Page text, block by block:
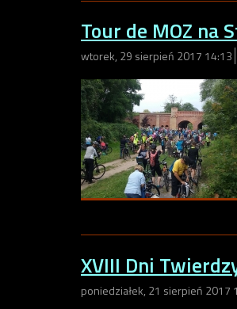
Tour de MOZ na
wtorek, 29 sierpień 2017 14:13
XVIII Dni
poniedziałek, 21 sierpień 2017